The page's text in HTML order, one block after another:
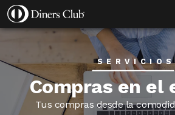
Pasar
al
principal
SERVICIOS
Compras en el
Tus compras desde la